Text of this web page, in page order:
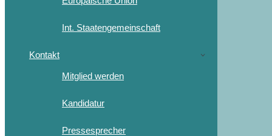
Int. Staatengemeinschaft
Kontakt
Mitglied werden
Kandidatur
Pressesprecher